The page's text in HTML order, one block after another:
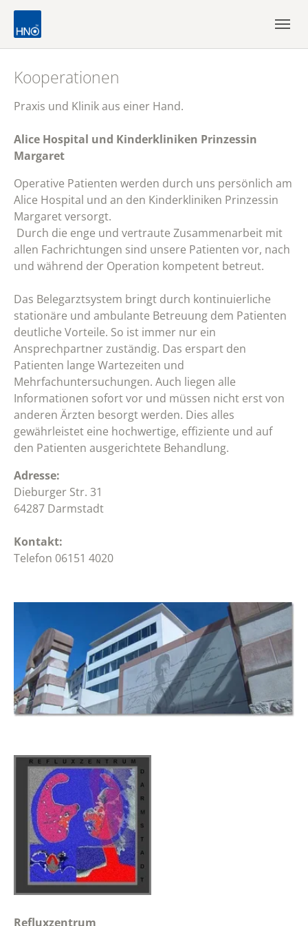
Skip to main navigation
Zum Hauptinhalt springen
Skip to page footer
Kooperationen
Praxis und Klinik aus einer Hand.
Alice Hospital und Kinderkliniken Prinzessin
Margaret
Operative Patienten werden durch uns persönlich am
Alice Hospital und an den Kinderkliniken Prinzessin
Margaret versorgt.
Durch die enge und vertraute Zusammenarbeit mit
allen Fachrichtungen sind unsere Patienten vor, nach
und während der Operation kompetent betreut.
Das Belegarztsystem bringt durch kontinuierliche
stationäre und ambulante Betreuung dem Patienten
deutliche Vorteile. So ist immer nur ein
Ansprechpartner zuständig. Das erspart den
Patienten lange Wartezeiten und
Mehrfachuntersuchungen. Auch liegen alle
Informationen sofort vor und müssen nicht erst von
anderen Ärzten besorgt werden. Dies alles
gewährleistet eine hochwertige, effiziente und auf
den Patienten ausgerichtete Behandlung.
Adresse:
Dieburger Str. 31
64287 Darmstadt
Kontakt:
Telefon 06151 4020
Refluxzentrum